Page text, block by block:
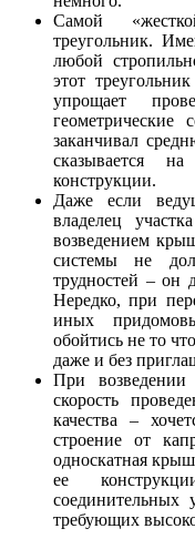
Самой
треугольник.
любой
этот
упрощает
геометрические
заканчивал
сказывается
конструкции.
Даже если
владелец
возведением
системы не
трудностей – он
Нередко, при
иных
обойтись не то
даже и без
При
скорость
качества –
строение от
односкатная
ее
соединительных
требующих